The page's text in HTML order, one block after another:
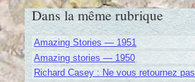
Dans la même rubrique
Amazing Stories — 1951
Amazing stories — 1950
Richard Casey : Ne vous retournez pas